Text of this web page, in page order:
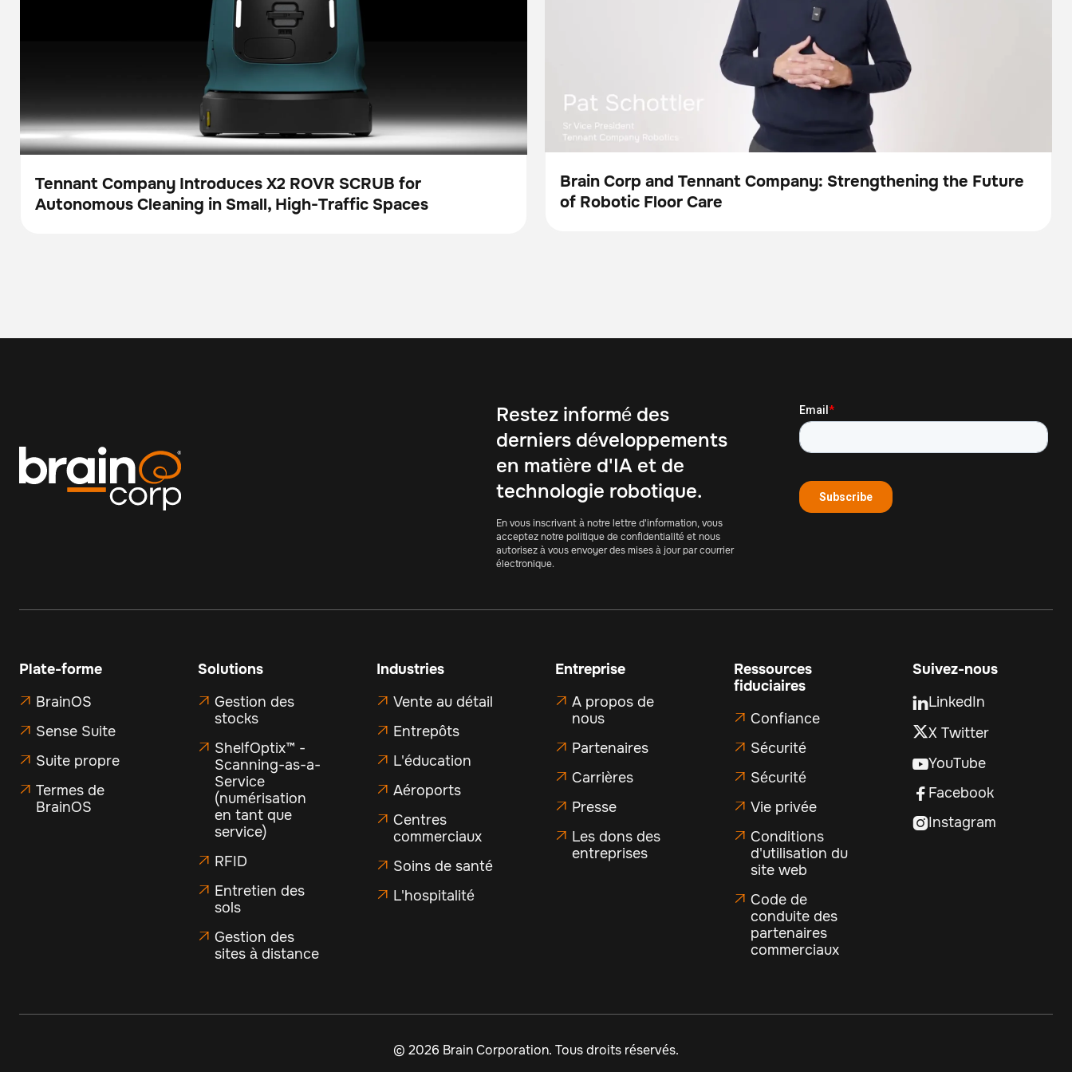
Presse
Tennant Company Introduces X2 ROVR SCRUB for
Autonomous Cleaning in Small, High-Traffic Spaces
Vidéo
Brain Corp and Tennant Company: Strengthening the Future
of Robotic Floor Care
Restez informé des
derniers développements
en matière d'IA et de
technologie robotique.
En vous inscrivant à notre lettre d'information, vous
acceptez notre politique de confidentialité et nous
autorisez à vous envoyer des mises à jour par courrier
électronique.
Plate-forme
 BrainOS
 Sense Suite
 Suite propre
 Termes de
BrainOS
Solutions
 Gestion des
stocks
 ShelfOptix™ -
Scanning-as-a-
Service
(numérisation
en tant que
service)
 RFID
 Entretien des
sols
 Gestion des
sites à distance
Industries
 Vente au détail
 Entrepôts
 L'éducation
 Aéroports
 Centres
commerciaux
 Soins de santé
 L'hospitalité
Entreprise
 A propos de
nous
 Partenaires
 Carrières
 Presse
 Les dons des
entreprises
Ressources
fiduciaires
 Confiance
 Sécurité
 Sécurité
 Vie privée
 Conditions
d'utilisation du
site web
 Code de
conduite des
partenaires
commerciaux
Suivez-nous
LinkedIn
X Twitter
YouTube
 Facebook
Instagram
© 2026 Brain Corporation. Tous droits réservés.